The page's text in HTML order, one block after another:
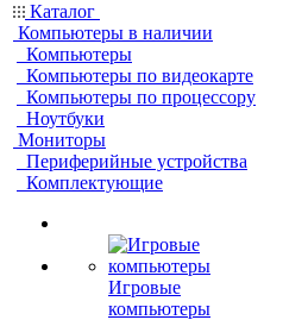
Каталог
Компьютеры в наличии
Компьютеры
Компьютеры по видеокарте
Компьютеры по процессору
Ноутбуки
Мониторы
Периферийные устройства
Комплектующие
Игровые
компьютеры